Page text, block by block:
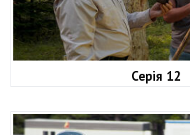
Серія 12